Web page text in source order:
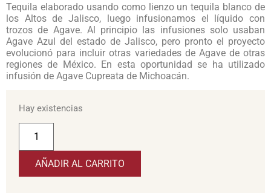
Tequila elaborado usando como lienzo un tequila blanco de
los Altos de Jalisco, luego infusionamos el líquido con
trozos de Agave. Al principio las infusiones solo usaban
Agave Azul del estado de Jalisco, pero pronto el proyecto
evolucionó para incluir otras variedades de Agave de otras
regiones de México. En esta oportunidad se ha utilizado
infusión de Agave Cupreata de Michoacán.
Hay existencias
AÑADIR AL CARRITO